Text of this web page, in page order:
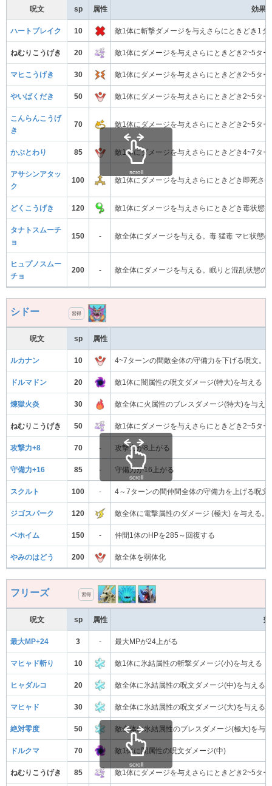
呪文 sp 属性 効果
ハートブレイク 10 敵1体に斬撃ダメージを与えさらにときどき1タ
ねむりこうげき 20 敵1体にダメージを与えさらにときどき2~5ター
マヒこうげき 30 敵1体にダメージを与えさらにときどき2~5タ
やいばくだき 50 敵1体にダメージを与えさらにときどき2~5タ
こんらんこうげ
き
70 敵1体にダメージを与えさらにときどき2~5ター
かぶとわり 85 敵1体にダメージを与えさらにときどき4~7タ
アサシンアタッ
ク
100 敵1体にダメージを与えさらにときどき即死さ
どくこうげき 120 敵1体にダメージを与えさらにときどき毒状態
タナトスムーチ
ョ
150 - 敵全体にダメージを与える。毒 猛毒 マヒ状態
ヒュプノスムー
チョ
200 - 敵全体にダメージを与える。眠りと混乱状態の
scroll
シドー 習得
呪文 sp 属性
ルカナン 10 4~7ターンの間敵全体の守備力を下げる呪文。
ドルマドン 20 敵1体に闇属性の呪文ダメージ(特大)を与える
煉獄火炎 30 敵全体に火属性のブレスダメージ(特大)を与え
ねむりこうげき 50 敵1体にダメージを与えさらにときどき2~5ター
攻撃力+8 70 - 攻撃力が8上がる
守備力+16 85 - 守備力が16上がる
スクルト 100 - 4～7ターンの間仲間全体の守備力を上げる呪文
ジゴスパーク 120 敵全体に電撃属性のダメージ (極大) を与える
ベホイム 150 - 仲間1体のHPを285～回復する
やみのはどう 200 敵全体を弱体化
scroll
フリーズ 習得
呪文 sp 属性 効
最大MP+24 3 - 最大MPが24上がる
マヒャド斬り 10 敵1体に氷結属性の斬撃ダメージ(小)を与える
ヒャダルコ 20 敵全体に氷結属性の呪文ダメージ(中)を与える
マヒャド 30 敵全体に氷結属性の呪文ダメージ(大)を与える
絶対零度 50 敵全体に氷結属性のブレスダメージ(極大)を与
ドルクマ 70 敵1体に闇属性の呪文ダメージ(中)
ねむりこうげき 85 敵1体にダメージを与えさらにときどき2~5ター
scroll